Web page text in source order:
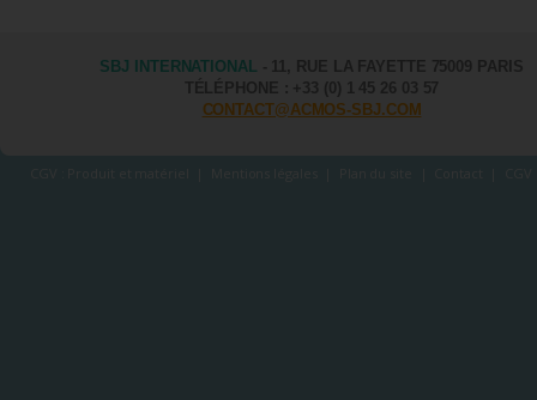
SBJ INTERNATIONAL
- 11, RUE LA FAYETTE 75009 PARIS
TÉLÉPHONE : +33 (0) 1 45 26 03 57
CONTACT@ACMOS-SBJ.COM